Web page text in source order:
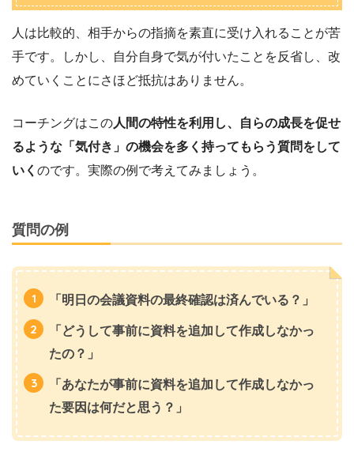
人は比較的、相手からの指摘を素直に受け入れることが苦
手です。しかし、自分自身で気が付いたことを反省し、改
めていくことにさほど抵抗はありません。
コーチングはこの人間の特性を利用し、自らの成長を促せ
るような「気付き」の機会を多く持ってもらう質問をして
いく のです。実際の例で考えてみましょう。
質問の例
「明日の会議資料の最終確認は済んでいる？」
「どうして事前に資料を追加して作成しなかっ
たの？」
「あなたが事前に資料を追加して作成しなかっ
た要因は何だと思う？」